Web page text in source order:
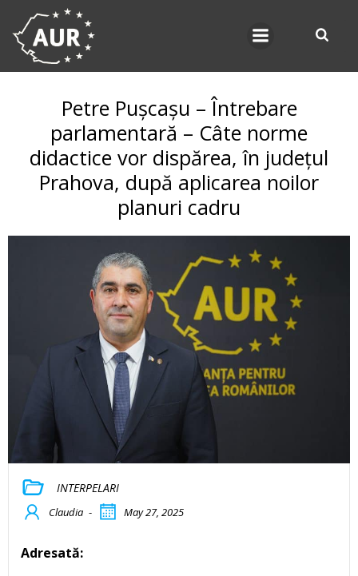
Petre Pușcașu – Întrebare
parlamentară – Câte norme
didactice vor dispărea, în județul
Prahova, după aplicarea noilor
planuri cadru
INTERPELARI
Claudia - May 27, 2025
Adresată: